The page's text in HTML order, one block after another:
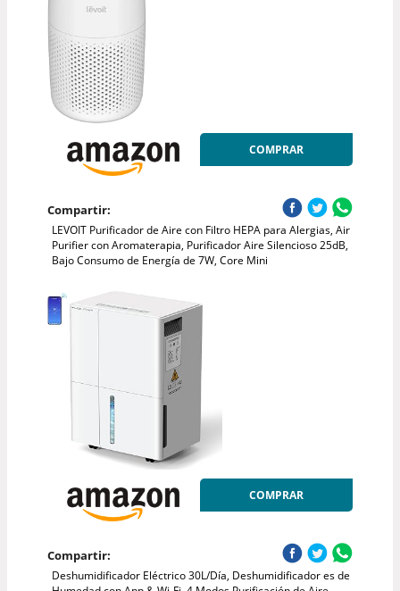
COMPRAR
Compartir:
LEVOIT Purificador de Aire con Filtro HEPA para Alergias, Air
Purifier con Aromaterapia, Purificador Aire Silencioso 25dB,
Bajo Consumo de Energía de 7W, Core Mini
COMPRAR
Compartir:
Deshumidificador Eléctrico 30L/Día, Deshumidificador es de